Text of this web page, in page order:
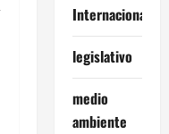
Internacionales
legislativo
medio
ambiente